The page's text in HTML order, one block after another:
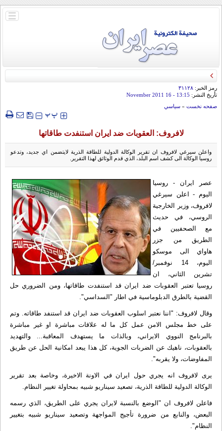
باز
رمز الخبر: ۳۱۱۲۸
تأريخ النشر: 13:15
- 16 November 2011
صفحه نخست » سياسي
‍‍‍ پپ
لافروف: العقوبات ضد ايران استنفدت طاقاتها
واعلن سيرغي لافروف ان تقرير الوكالة الدولية للطاقة الذرية لايتضمن اي جديد، وتدعو
روسيا الوكالة الى كشف اسم البلد، الذي قدم الوثائق لهذا التقرير.
عصر ایران - روسیا
الیوم - اعلن سيرغي
لافروف، وزير الخارجية
الروسي، في حديث
مع الصحفيين في
الطريق من جزر
هاواي الى موسكو
اليوم، 14 نوفمبر/
تشرين الثاني، ان
روسيا تعتبر العقوبات ضد ايران قد استنفدت طاقاتها، ومن الضروري حل
القضية بالطرق الدبلوماسية في اطار "السداسي".
وقال لافروف: "اننا نعتبر اسلوب العقوبات ضد ايران قد استنفد طاقاته. وتم
على خط مجلس الامن عمل كل ما له علاقات مباشرة او غير مباشرة
بالبرنامج النووي الايراني، وبالذات ما يستهدف المعاقبة... والتهديد
بالعقوبات، ناهيك عن الضربات الجوية، كل هذا يبعد امكانية الحل عن طريق
المفاوضات، ولا يقربه".
يرى لافروف انه يجري حول ايران في الاونة الاخيرة، وخاصة بعد تقرير
الوكالة الدولية للطاقة الذرية، تصعيد سيناريو شبيه بمحاولة تغيير النظام.
فاعلن لافروف ان "الوضع بالنسبة لايران يجري على الطريق، الذي رسمه
البعض، والنابع من ضرورة تأجيج المواجهة وتصعيد سيناريو شبيه بتغيير
النظام".